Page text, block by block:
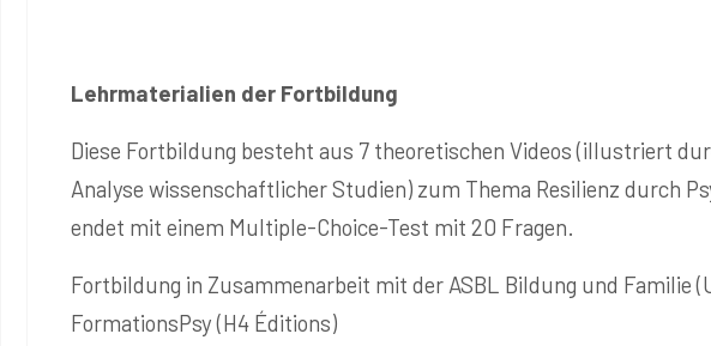
Lehrmaterialien der Fortbildung
Diese Fortbildung besteht aus 7 theoretischen Videos (illustriert
Analyse wissenschaftlicher Studien) zum Thema Resilienz durch
endet mit einem Multiple-Choice-Test mit 20 Fragen.
Fortbildung in Zusammenarbeit mit der ASBL Bildung und Familie
FormationsPsy (H4 Éditions)